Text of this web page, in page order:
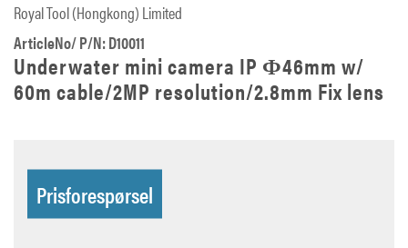
Royal Tool (Hongkong) Limited
ArticleNo/ P/N: D10011
Underwater mini camera IP Ф46mm w/
60m cable/2MP resolution/2.8mm Fix lens
Prisforespørsel